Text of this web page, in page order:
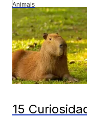
Animais
15